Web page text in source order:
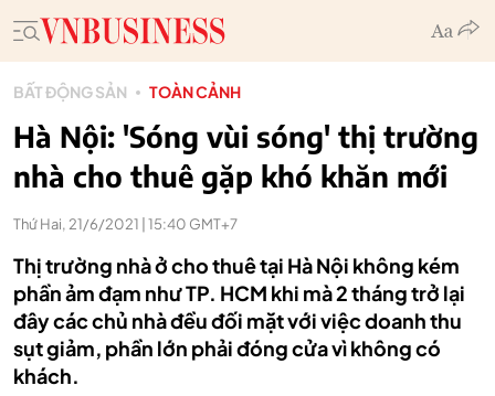
BẤT ĐỘNG SẢN TOÀN CẢNH
Hà Nội: 'Sóng vùi sóng' thị trường
nhà cho thuê gặp khó khăn mới
Thứ Hai, 21/6/2021 | 15:40 GMT+7
Thị trường nhà ở cho thuê tại Hà Nội không kém
phần ảm đạm như TP. HCM khi mà 2 tháng trở lại
đây các chủ nhà đều đối mặt với việc doanh thu
sụt giảm, phần lớn phải đóng cửa vì không có
khách.